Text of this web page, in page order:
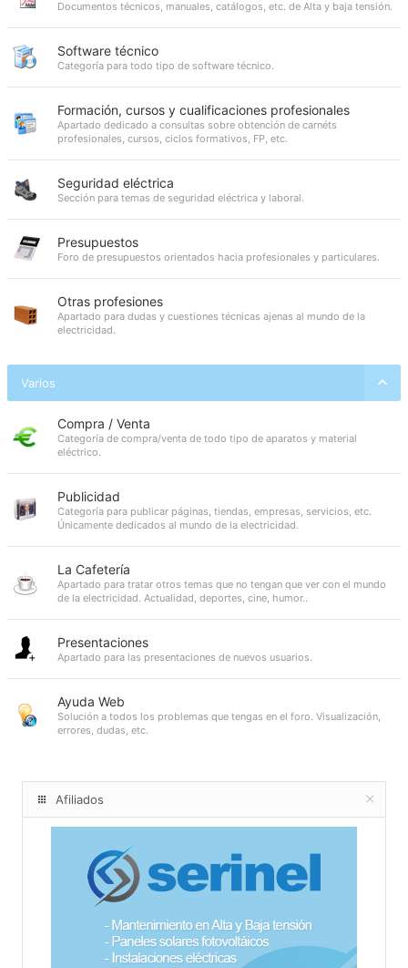
Documentos técnicos, manuales, catálogos, etc. de Alta y baja tensión.
Software técnico
Categoría para todo tipo de software técnico.
Formación, cursos y cualificaciones profesionales
Apartado dedicado a consultas sobre obtención de carnéts
profesionales, cursos, ciclos formativos, FP, etc.
Seguridad eléctrica
Sección para temas de seguridad eléctrica y laboral.
Presupuestos
Foro de presupuestos orientados hacia profesionales y particulares.
Otras profesiones
Apartado para dudas y cuestiones técnicas ajenas al mundo de la
electricidad.
Varios
Compra / Venta
Categoría de compra/venta de todo tipo de aparatos y material
eléctrico.
Publicidad
Categoría para publicar páginas, tiendas, empresas, servicios, etc.
Únicamente dedicados al mundo de la electricidad.
La Cafetería
Apartado para tratar otros temas que no tengan que ver con el mundo
de la electricidad. Actualidad, deportes, cine, humor..
Presentaciones
Apartado para las presentaciones de nuevos usuarios.
Ayuda Web
Solución a todos los problemas que tengas en el foro. Visualización,
errores, dudas, etc.
Afiliados